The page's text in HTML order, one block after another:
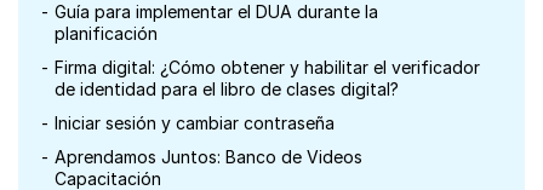
Guía para implementar el DUA durante la
planificación
Firma digital: ¿Cómo obtener y habilitar el verificador
de identidad para el libro de clases digital?
Iniciar sesión y cambiar contraseña
Aprendamos Juntos: Banco de Videos
Capacitación